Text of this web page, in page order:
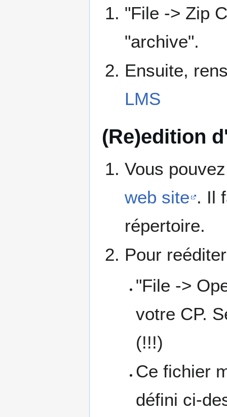
"File -> Zip
"archive".
Ensuite,
LMS
(Re)edition
Vous
web site . Il
répertoire.
Pour
"File ->
votre CP.
(!!!)
Ce fichier
défini ci-